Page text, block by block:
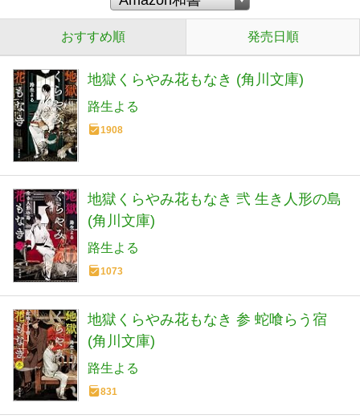
おすすめ順 発売日順
地獄くらやみ花もなき (角川文庫)
路生よる
1908
地獄くらやみ花もなき 弐 生き人形の島
(角川文庫)
路生よる
1073
地獄くらやみ花もなき 参 蛇喰らう宿
(角川文庫)
路生よる
831